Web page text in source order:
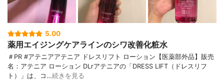
5.00
薬用エイジングケアラインのシワ改善化粧水
＃PR #アテニアアテニア ドレスリフト ローション【医薬部外品】販売
名：アテニア ローション DLrアテニアの「DRESS LIFT（ドレスリフ
ト）」は、コ…続きを見る